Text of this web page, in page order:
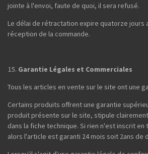
jointe à l'envoi, faute de quoi, il sera refusé.
Le délai de rétractation expire quatorze jours
réception de la commande.
Garantie Légales et Commerciales
Tous les articles en vente sur le site ont une
Certains produits offrent une garantie
produit présente sur le site, stipule
dans la fiche technique. Si rien n'est inscrit
alors l'article est garanti 24 mois soit 2ans de